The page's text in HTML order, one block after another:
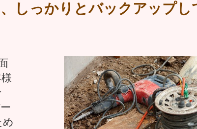
しっかりとバックアップし
め